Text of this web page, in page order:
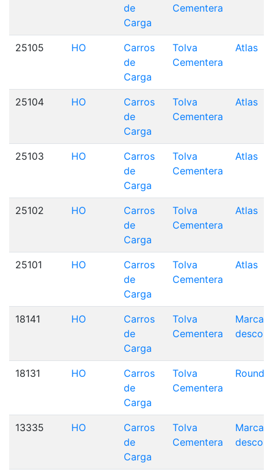
de
Carga
Cementera
25105 HO
Carros
de
Carga
Tolva
Cementera
Atlas
25104 HO
Carros
de
Carga
Tolva
Cementera
Atlas
25103 HO
Carros
de
Carga
Tolva
Cementera
Atlas
25102 HO
Carros
de
Carga
Tolva
Cementera
Atlas
25101 HO
Carros
de
Carga
Tolva
Cementera
Atlas
18141 HO
Carros
de
Carga
Tolva
Cementera
Marca
18131 HO
Carros
de
Carga
Tolva
Cementera
13335 HO
Carros
de
Carga
Tolva
Cementera
Marca